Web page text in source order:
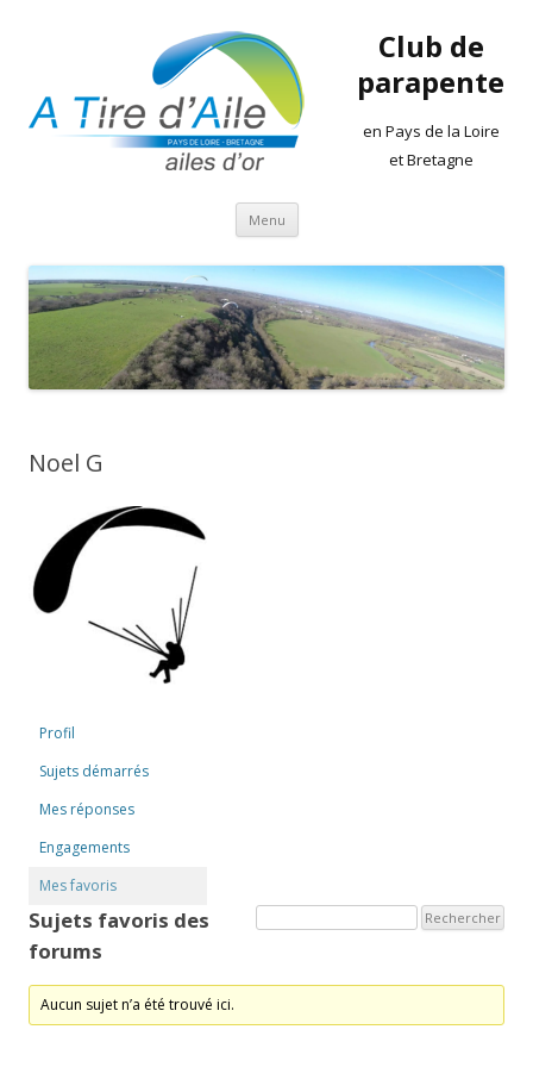
Club de
parapente
en Pays de la Loire
et Bretagne
Menu Aller
contenu
Noel G
Profil
Sujets démarrés
Mes réponses
Engagements
Mes favoris
Sujets favoris des
forums
Aucun sujet n’a été trouvé ici.